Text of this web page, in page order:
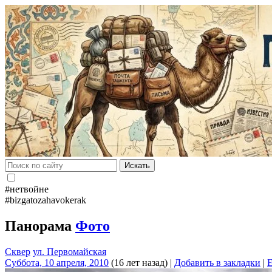
Искать
#нетвойне
#bizgatozahavokerak
Панорама Фото
Сквер ул. Первомайская
Суббота, 10 апреля, 2010 (16 лет назад) | Добавить в закладки |